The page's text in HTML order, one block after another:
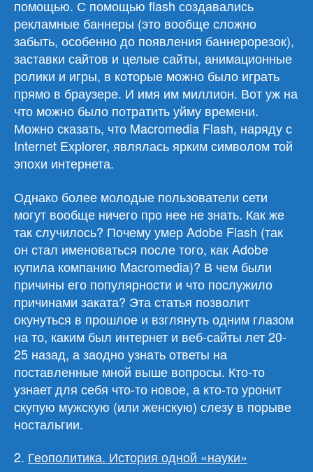
помощью. С помощью flash создавались
рекламные баннеры (это вообще сложно
забыть, особенно до появления баннерорезок),
заставки сайтов и целые сайты, анимационные
ролики и игры, в которые можно было играть
прямо в браузере. И имя им миллион. Вот уж на
что можно было потратить уйму времени.
Можно сказать, что Macromedia Flash, наряду с
Internet Explorer, являлась ярким символом той
эпохи интернета.
Однако более молодые пользователи сети
могут вообще ничего про нее не знать. Как же
так случилось? Почему умер Adobe Flash (так
он стал именоваться после того, как Adobe
купила компанию Macromedia)? В чем были
причины его популярности и что послужило
причинами заката? Эта статья позволит
окунуться в прошлое и взглянуть одним глазом
на то, каким был интернет и веб-сайты лет 20-
25 назад, а заодно узнать ответы на
поставленные мной выше вопросы. Кто-то
узнает для себя что-то новое, а кто-то уронит
скупую мужскую (или женскую) слезу в порыве
ностальгии.
2. Геополитика. История одной «науки»